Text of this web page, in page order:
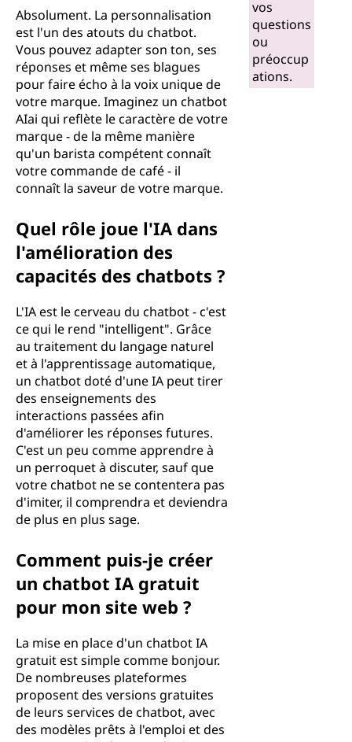
Absolument. La personnalisation
est l'un des atouts du chatbot.
Vous pouvez adapter son ton, ses
réponses et même ses blagues
pour faire écho à la voix unique de
votre marque. Imaginez un chatbot
AIai qui reflète le caractère de votre
marque - de la même manière
qu'un barista compétent connaît
votre commande de café - il
connaît la saveur de votre marque.
Quel rôle joue l'IA dans
l'amélioration des
capacités des chatbots ?
L'IA est le cerveau du chatbot - c'est
ce qui le rend "intelligent". Grâce
au traitement du langage naturel
et à l'apprentissage automatique,
un chatbot doté d'une IA peut tirer
des enseignements des
interactions passées afin
d'améliorer les réponses futures.
C'est un peu comme apprendre à
un perroquet à discuter, sauf que
votre chatbot ne se contentera pas
d'imiter, il comprendra et deviendra
de plus en plus sage.
Comment puis-je créer
un chatbot IA gratuit
pour mon site web ?
La mise en place d'un chatbot IA
gratuit est simple comme bonjour.
De nombreuses plateformes
proposent des versions gratuites
de leurs services de chatbot, avec
des modèles prêts à l'emploi et des
vos
questions
ou
préoccup
ations.